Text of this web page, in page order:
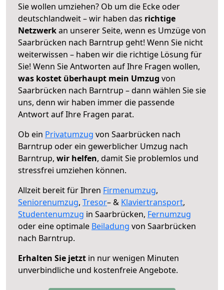
Sie wollen umziehen? Ob um die Ecke oder
deutschlandweit – wir haben das richtige
Netzwerkan unserer Seite, wenn es Umzüge von
Saarbrücken nach Barntrup geht! Wenn Sie nicht
weiterwissen – haben wir die richtige Lösung für
Sie! Wenn Sie Antworten auf Ihre Fragen wollen,
was kostet überhaupt mein Umzug von
Saarbrücken nach Barntrup – dann wählen Sie sie
uns, denn wir haben immer die passende
Antwort auf Ihre Fragen parat.
Ob ein Privatumzug von Saarbrücken nach
Barntrup oder ein gewerblicher Umzug nach
Barntrup, wir helfen, damit Sie problemlos und
stressfrei umziehen können.
Allzeit bereit für Ihren Firmenumzug,
Seniorenumzug, Tresor– & Klaviertransport,
Studentenumzug in Saarbrücken, Fernumzug
oder eine optimale Beiladung von Saarbrücken
nach Barntrup.
Erhalten Sie jetzt in nur wenigen Minuten
unverbindliche und kostenfreie Angebote.